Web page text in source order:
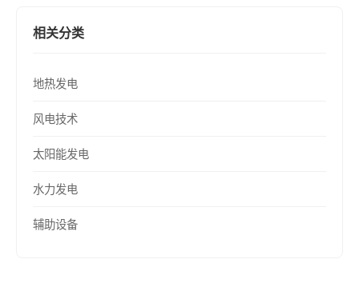
相关分类
地热发电
风电技术
太阳能发电
水力发电
辅助设备